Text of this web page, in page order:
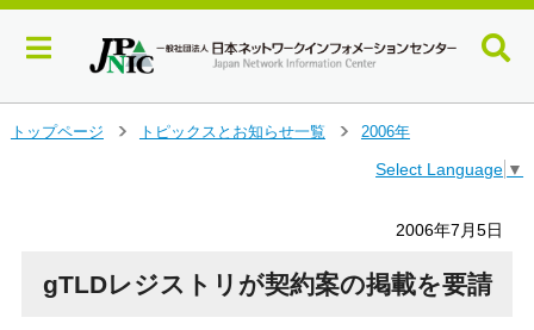
トップページ
トピックスとお知らせ一覧
2006年
Select Language ▼
2006年7月5日
gTLDレジストリが契約案の掲載を要請